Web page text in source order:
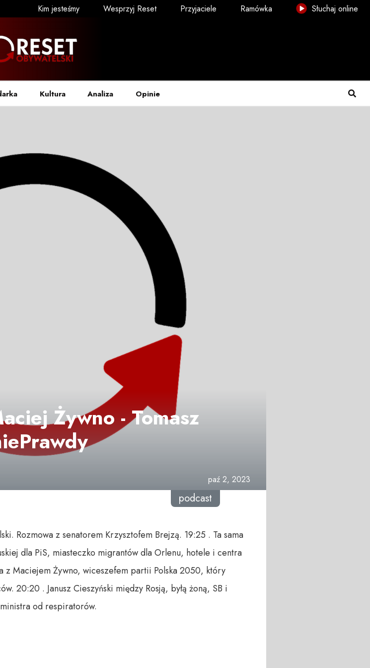
Kim jesteśmy Wesprzyj Reset Przyjaciele Ramówka Słuchaj online
Kultura Analiza Opinie
Żywno - Tomasz
paź 2, 2023
podcast
Rozmowa z senatorem Krzysztofem Brejzą. 19:25 . Ta sama
dla PiS, miasteczko migrantów dla Orlenu, hotele i centra
z Maciejem Żywno, wiceszefem partii Polska 2050, który
20:20 . Janusz Cieszyński między Rosją, byłą żoną, SB i
od respiratorów.